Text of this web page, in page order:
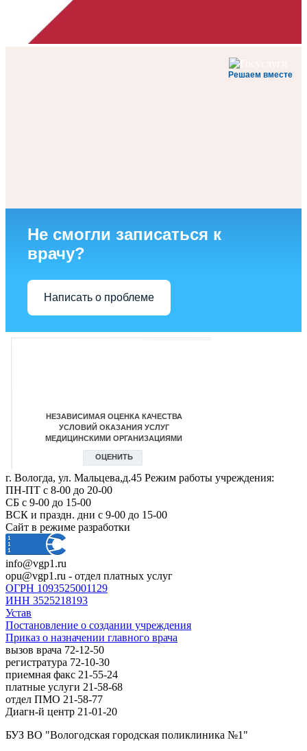
Решаем вместе
Не смогли записаться к
врачу?
Написать о проблеме
г. Вологда, ул. Мальцева,д.45 Режим работы учреждения:
ПН-ПТ с 8-00 до 20-00
СБ с 9-00 до 15-00
ВСК и праздн. дни с 9-00 до 15-00
Сайт в режиме разработки
info@vgp1.ru
opu@vgp1.ru - отдел платных услуг
ОГРН 1093525001129
ИНН 3525218193
Устав
Постановление о создании учреждения
Приказ о назначении главного врача
вызов врача 72-12-50
регистратура 72-10-30
приемная факс 21-55-24
платные услуги 21-58-68
отдел ПМО 21-58-77
Диагн-й центр 21-01-20
БУЗ ВО "Вологодская городская поликлиника №1"